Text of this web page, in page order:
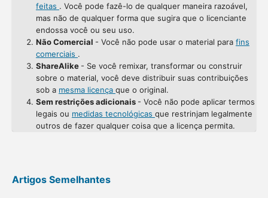
feitas . Você pode fazê-lo de qualquer maneira razoável,
mas não de qualquer forma que sugira que o licenciante
endossa você ou seu uso.
Não Comercial - Você não pode usar o material para fins
comerciais .
ShareAlike - Se você remixar, transformar ou construir
sobre o material, você deve distribuir suas contribuições
sob a mesma licença que o original.
Sem restrições adicionais - Você não pode aplicar termos
legais ou medidas tecnológicas que restrinjam legalmente
outros de fazer qualquer coisa que a licença permita.
Artigos Semelhantes